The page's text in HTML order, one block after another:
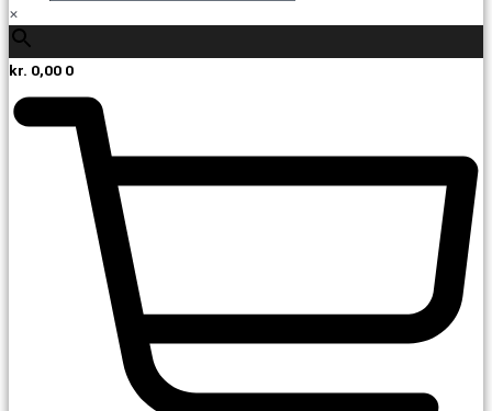
×
kr. 0,00 0